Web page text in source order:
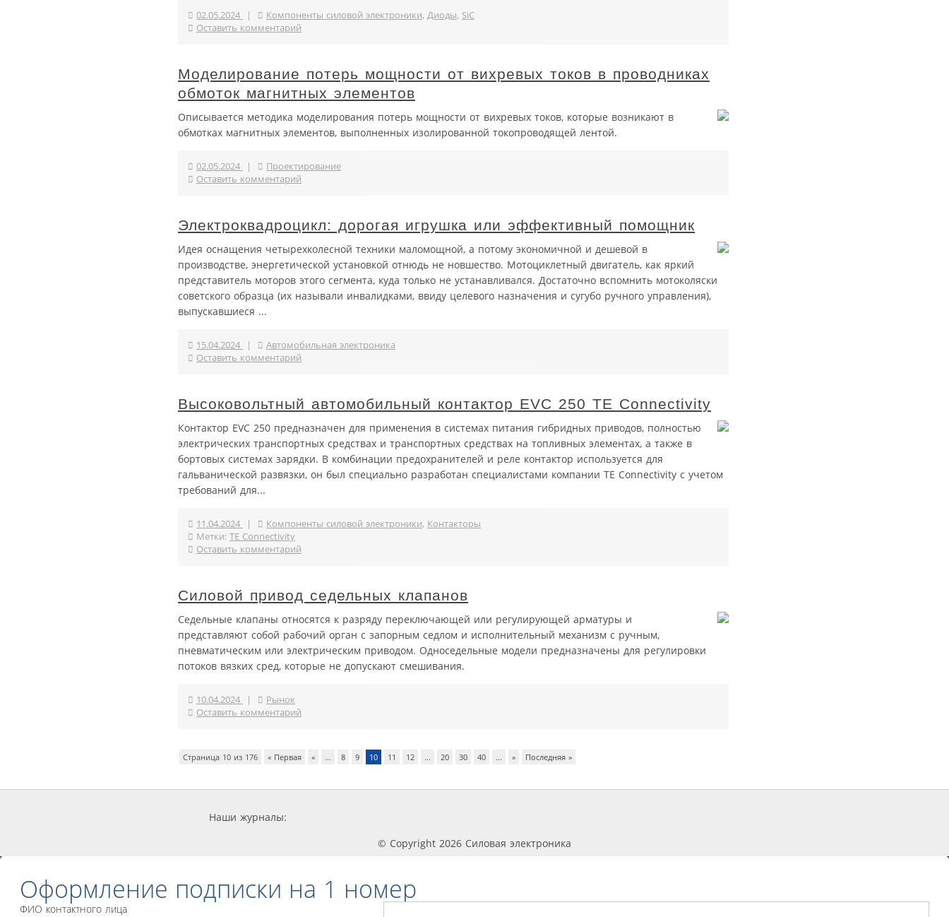
02.05.2024 | Компоненты силовой электроники, Диоды, SiC
Оставить комментарий
Моделирование потерь мощности от вихревых токов в проводниках
обмоток магнитных элементов
Описывается методика моделирования потерь мощности от вихревых токов, которые возникают в
обмотках магнитных элементов, выполненных изолированной токопроводящей лентой.
02.05.2024 |
Проектирование
Оставить комментарий
Электроквадроцикл: дорогая игрушка или эффективный помощник
Идея оснащения четырехколесной техники маломощной, а потому экономичной и дешевой в
производстве, энергетической установкой отнюдь не новшество. Мотоциклетный двигатель, как яркий
представитель моторов этого сегмента, куда только не устанавливался. Достаточно вспомнить мотоколяски
советского образца (их называли инвалидками, ввиду целевого назначения и сугубо ручного управления),
выпускавшиеся ...
15.04.2024 |
Автомобильная электроника
Оставить комментарий
Высоковольтный автомобильный контактор EVC 250 TE Connectivity
Контактор EVC 250 предназначен для применения в системах питания гибридных приводов, полностью
электрических транспортных средствах и транспортных средствах на топливных элементах, а также в
бортовых системах зарядки. В комбинации предохранителей и реле контактор используется для
гальванической развязки, он был специально разработан специалистами компании TE Connectivity с учетом
требований для...
11.04.2024 | Компоненты силовой электроники, Контакторы
Метки: TE Connectivity
Оставить комментарий
Силовой привод седельных клапанов
Седельные клапаны относятся к разряду переключающей или регулирующей арматуры и
представляют собой рабочий орган с запорным седлом и исполнительный механизм с ручным,
пневматическим или электрическим приводом. Односедельные модели предназначены для регулировки
потоков вязких сред, которые не допускают смешивания.
10.04.2024 |
Рынок
Оставить комментарий
Страница 10 из 176 « Первая « ... 8 9 10 11 12 ... 20 30 40 ... » Последняя »
Наши журналы:
© Copyright 2026 Силовая электроника
Оформление подписки на 1 номер
ФИО контактного лица